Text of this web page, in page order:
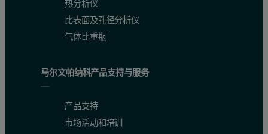
热分析仪
比表面及孔径分析仪
气体比重瓶
马尔文帕纳科产品支持与服务
产品支持
市场活动和培训